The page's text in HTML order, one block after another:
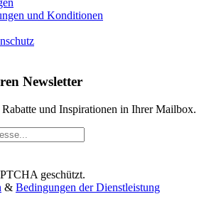
und Konditionen
Newsletter
und Inspirationen in Ihrer Mailbox.
geschützt.
& Bedingungen der Dienstleistung